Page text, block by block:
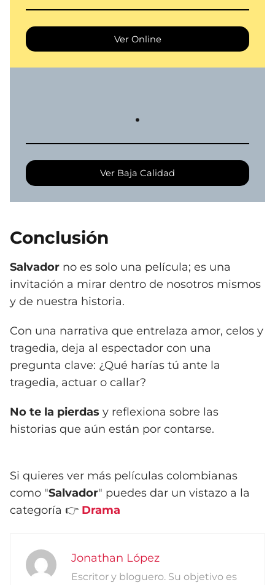
Ver Online
.
Ver Baja Calidad
Conclusión
Salvador no es solo una película; es una
invitación a mirar dentro de nosotros mismos
y de nuestra historia.
Con una narrativa que entrelaza amor, celos y
tragedia, deja al espectador con una
pregunta clave: ¿Qué harías tú ante la
tragedia, actuar o callar?
No te la pierdas y reflexiona sobre las
historias que aún están por contarse.
Si quieres ver más películas colombianas
como "Salvador" puedes dar un vistazo a la
categoría 👉 Drama
Jonathan López
Escritor y bloguero. Su objetivo es